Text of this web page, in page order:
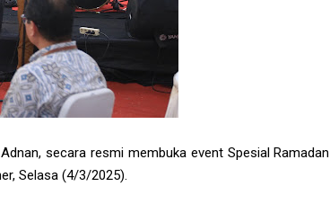
secara resmi membuka event Spesial Ramadan
Selasa (4/3/2025).